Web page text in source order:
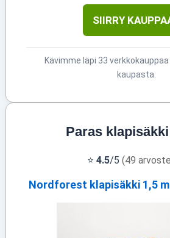
SIIRRY
Kävimme läpi 33
kaupasta.
Paras klapisäkki
⭐ 4.5/5 (49
Nordforest klapisäkki 1,5